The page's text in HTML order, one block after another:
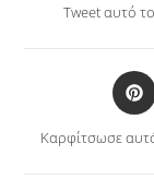
new
Tweet αυτό
Opens
in
new
Καρφίτσωσε